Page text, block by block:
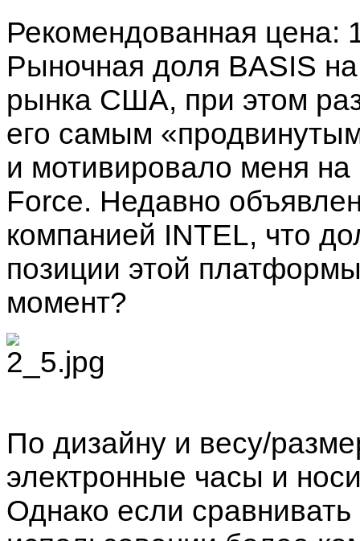
Рекомендованная цена:
Рыночная доля BASIS
рынка США, при этом
его самым
и мотивировало меня на
Force. Недавно
компанией INTEL, что
позиции этой
момент?
По дизайну и весу/
электронные часы и
Однако если